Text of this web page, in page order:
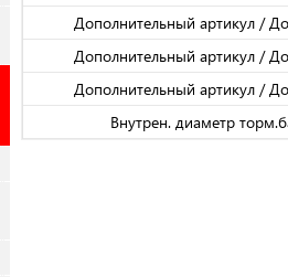
Дополнительный артикул /
Дополнительный артикул /
Дополнительный артикул /
Внутрен. диаметр